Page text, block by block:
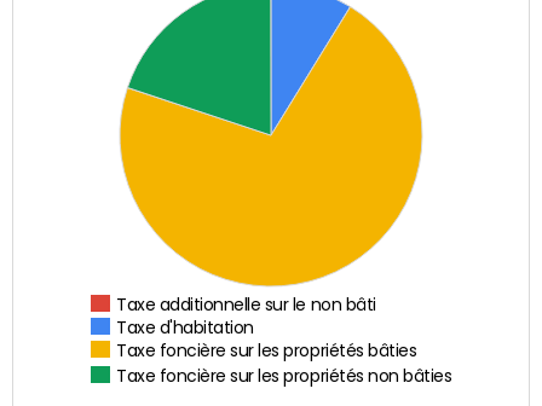
Taxe additionnelle sur le non bâti
Taxe d'habitation
Taxe foncière sur les propriétés bâties
Taxe foncière sur les propriétés non bâties